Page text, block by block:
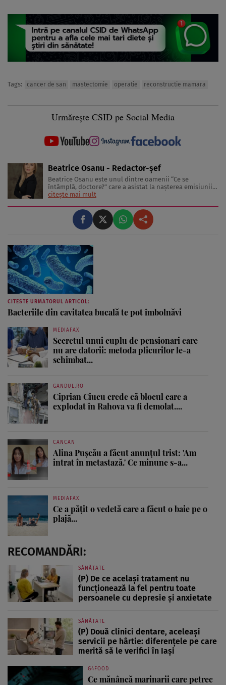
Tags: cancer de san mastectomie operatie reconstructie mamara
Urmărește CSID pe Social Media
Beatrice Osanu - Redactor-şef
Beatrice Osanu este unul dintre oamenii “Ce se
întâmplă, doctore?” care a asistat la naşterea emisiunii
în 2002 şi a revistei în 2005. În anii care au trecut de
antrenori de fitness şi psihologi, dar şi celebrităţi care
au inspirat-o, ...
citește mai mult
CITESTE URMATORUL ARTICOL:
Bacteriile din cavitatea bucală te pot îmbolnăvi
MEDIAFAX
Secretul unui cuplu de pensionari care
nu are datorii: metoda plicurilor le-a
schimbat...
GANDUL.RO
Ciprian Ciucu crede că blocul care a
explodat în Rahova va fi demolat....
CANCAN
Alina Pușcău a făcut anunțul trist: 'Am
intrat în metastază.' Ce minune s-a...
MEDIAFAX
Ce a pățit o vedetă care a făcut o baie pe o
plajă...
RECOMANDĂRI:
SĂNĂTATE
(P) De ce același tratament nu
funcționează la fel pentru toate
persoanele cu depresie și anxietate
SĂNĂTATE
(P) Două clinici dentare, aceleași
servicii pe hârtie: diferențele pe care
merită să le verifici în Iași
G4FOOD
Ce mănâncă marinarii care petrec